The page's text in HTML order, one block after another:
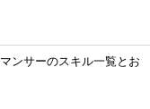
ンサーのスキル一覧とお